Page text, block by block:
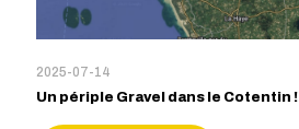
2025-07-14
Un périple Gravel dans le Cotentin !